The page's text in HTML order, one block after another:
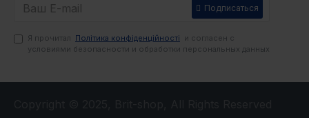
Подписаться
Я прочитал Політика конфіденційності и согласен с
условиями безопасности и обработки персональных данных